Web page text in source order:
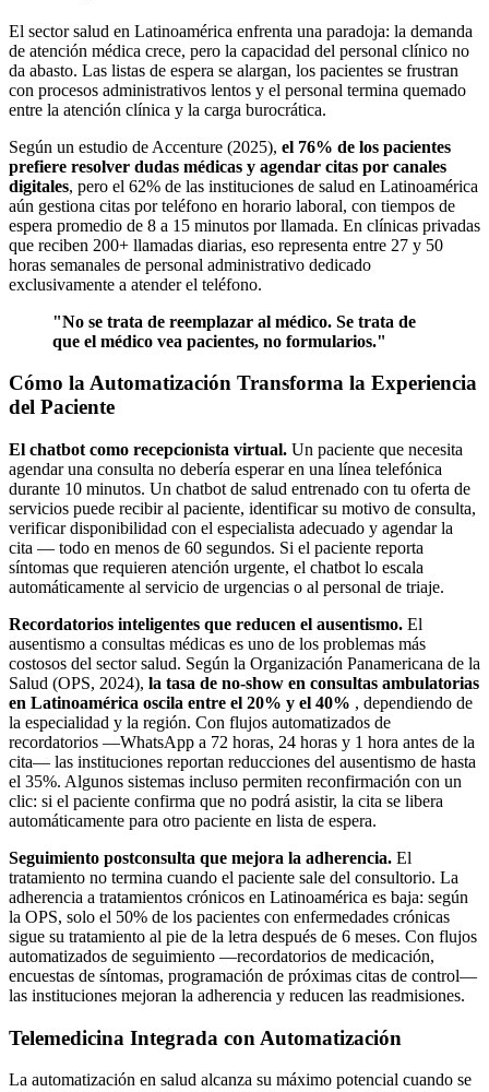
El sector salud en Latinoamérica enfrenta una paradoja: la demanda
de atención médica crece, pero la capacidad del personal clínico no
da abasto. Las listas de espera se alargan, los pacientes se frustran
con procesos administrativos lentos y el personal termina quemado
entre la atención clínica y la carga burocrática.
Según un estudio de Accenture (2025), el 76% de los pacientes
prefiere resolver dudas médicas y agendar citas por canales
digitales, pero el 62% de las instituciones de salud en Latinoamérica
aún gestiona citas por teléfono en horario laboral, con tiempos de
espera promedio de 8 a 15 minutos por llamada. En clínicas privadas
que reciben 200+ llamadas diarias, eso representa entre 27 y 50
horas semanales de personal administrativo dedicado
exclusivamente a atender el teléfono.
"No se trata de reemplazar al médico. Se trata de
que el médico vea pacientes, no formularios."
Cómo la Automatización Transforma la Experiencia
del Paciente
El chatbot como recepcionista virtual. Un paciente que necesita
agendar una consulta no debería esperar en una línea telefónica
durante 10 minutos. Un chatbot de salud entrenado con tu oferta de
servicios puede recibir al paciente, identificar su motivo de consulta,
verificar disponibilidad con el especialista adecuado y agendar la
cita — todo en menos de 60 segundos. Si el paciente reporta
síntomas que requieren atención urgente, el chatbot lo escala
automáticamente al servicio de urgencias o al personal de triaje.
Recordatorios inteligentes que reducen el ausentismo. El
ausentismo a consultas médicas es uno de los problemas más
costosos del sector salud. Según la Organización Panamericana de la
Salud (OPS, 2024), la tasa de no-show en consultas ambulatorias
en Latinoamérica oscila entre el 20% y el 40% , dependiendo de
la especialidad y la región. Con flujos automatizados de
recordatorios —WhatsApp a 72 horas, 24 horas y 1 hora antes de la
cita— las instituciones reportan reducciones del ausentismo de hasta
el 35%. Algunos sistemas incluso permiten reconfirmación con un
clic: si el paciente confirma que no podrá asistir, la cita se libera
automáticamente para otro paciente en lista de espera.
Seguimiento postconsulta que mejora la adherencia. El
tratamiento no termina cuando el paciente sale del consultorio. La
adherencia a tratamientos crónicos en Latinoamérica es baja: según
la OPS, solo el 50% de los pacientes con enfermedades crónicas
sigue su tratamiento al pie de la letra después de 6 meses. Con flujos
automatizados de seguimiento —recordatorios de medicación,
encuestas de síntomas, programación de próximas citas de control—
las instituciones mejoran la adherencia y reducen las readmisiones.
Telemedicina Integrada con Automatización
La automatización en salud alcanza su máximo potencial cuando se